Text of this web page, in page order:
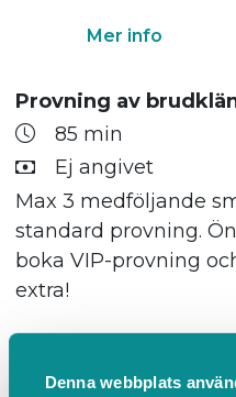
Denna webbplats
Mer info
Provning av
85 min
Ej angivet
Max 3 medföljande
standard provning.
boka VIP-provning
extra!
Mer info